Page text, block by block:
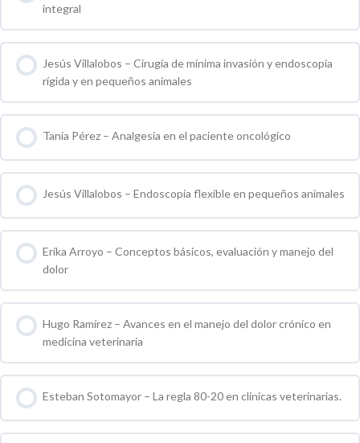
integral
0 % COMPLETO 0 / 0 pasos
Jesús Villalobos – Cirugía de mínima invasión y endoscopia
rígida y en pequeños animales
0 % COMPLETO 0 / 0 pasos
Tania Pérez – Analgesia en el paciente oncológico
0 % COMPLETO 0 / 0 pasos
Jesús Villalobos – Endoscopia flexible en pequeños animales
0 % COMPLETO 0 / 0 pasos
Erika Arroyo – Conceptos básicos, evaluación y manejo del
dolor
0 % COMPLETO 0 / 0 pasos
Hugo Ramírez – Avances en el manejo del dolor crónico en
medicina veterinaria
0 % COMPLETO 0 / 0 pasos
Esteban Sotomayor – La regla 80-20 en clínicas veterinarias.
0 % COMPLETO 0 / 0 pasos